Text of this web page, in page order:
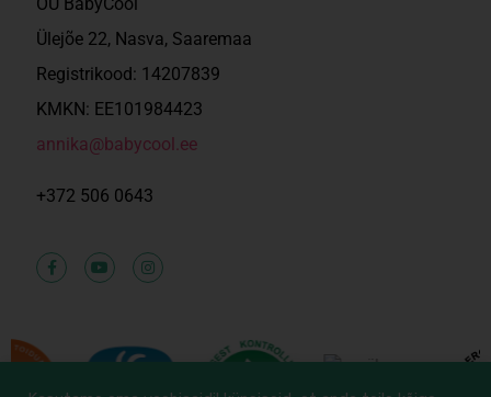
Ülejõe 22, Nasva, Saaremaa
Registrikood: 14207839
KMKN: EE101984423
annika@babycool.ee
+372 506 0643